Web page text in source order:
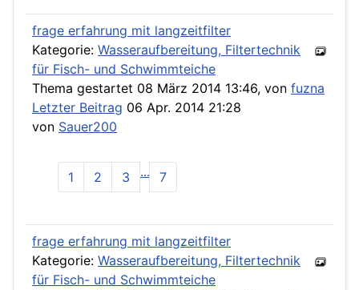
frage erfahrung mit langzeitfilter
Kategorie: Wasseraufbereitung, Filtertechnik
für Fisch- und Schwimmteiche
Thema gestartet 08 März 2014 13:46, von fuzna
Letzter Beitrag 06 Apr. 2014 21:28
von Sauer200
1 2 3 ... 7
frage erfahrung mit langzeitfilter
Kategorie: Wasseraufbereitung, Filtertechnik
für Fisch- und Schwimmteiche